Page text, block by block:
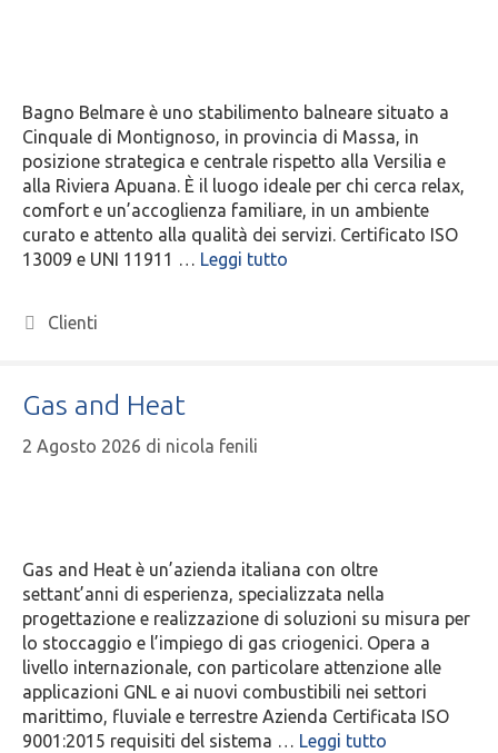
Bagno Belmare è uno stabilimento balneare situato a
Cinquale di Montignoso, in provincia di Massa, in
posizione strategica e centrale rispetto alla Versilia e
alla Riviera Apuana. È il luogo ideale per chi cerca relax,
comfort e un’accoglienza familiare, in un ambiente
curato e attento alla qualità dei servizi. Certificato ISO
13009 e UNI 11911 … Leggi tutto
Clienti
Gas and Heat
2 Agosto 2026 di nicola fenili
Gas and Heat è un’azienda italiana con oltre
settant’anni di esperienza, specializzata nella
progettazione e realizzazione di soluzioni su misura per
lo stoccaggio e l’impiego di gas criogenici. Opera a
livello internazionale, con particolare attenzione alle
applicazioni GNL e ai nuovi combustibili nei settori
marittimo, fluviale e terrestre Azienda Certificata ISO
9001:2015 requisiti del sistema … Leggi tutto